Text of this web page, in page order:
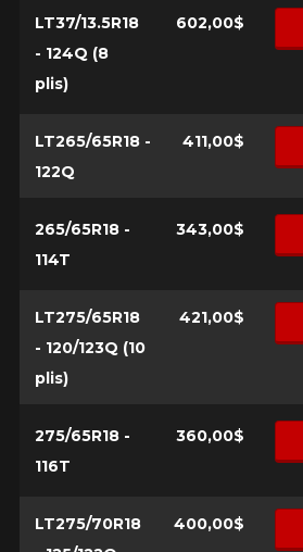
LT37/13.5R18
- 124Q (8
plis)
602,00$
LT265/65R18 -
122Q
411,00$
265/65R18 -
114T
343,00$
LT275/65R18
- 120/123Q (10
plis)
421,00$
275/65R18 -
116T
360,00$
LT275/70R18
400,00$